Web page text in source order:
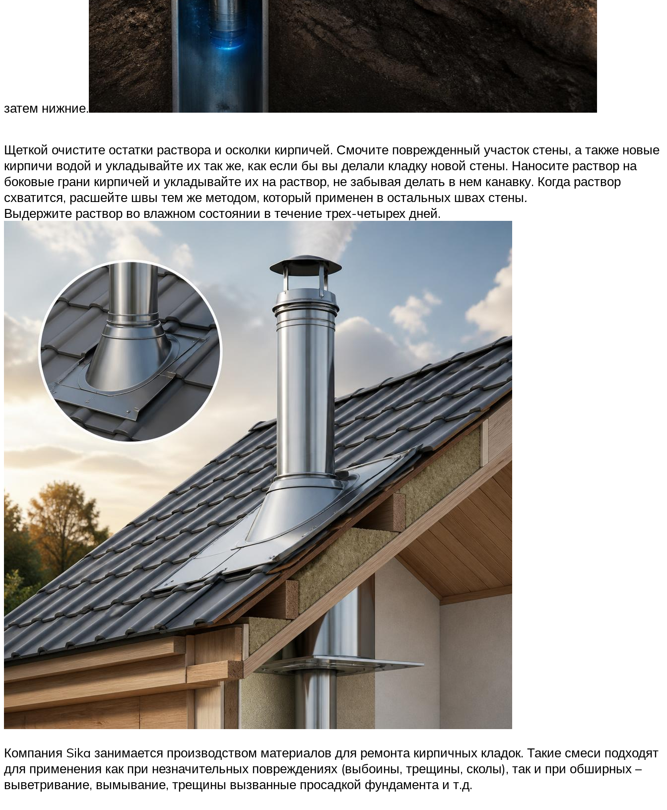
затем нижние.
Щеткой очистите остатки раствора и осколки кирпичей. Смочите поврежденный участок стены, а также новые
кирпичи водой и укладывайте их так же, как если бы вы делали кладку новой стены. Наносите раствор на
боковые грани кирпичей и укладывайте их на раствор, не забывая делать в нем канавку. Когда раствор
схватится, расшейте швы тем же методом, который применен в остальных швах стены.
Выдержите раствор во влажном состоянии в течение трех-четырех дней.
Компания Sika занимается производством материалов для ремонта кирпичных кладок. Такие смеси подходят
для применения как при незначительных повреждениях (выбоины, трещины, сколы), так и при обширных –
выветривание, вымывание, трещины вызванные просадкой фундамента и т.д.